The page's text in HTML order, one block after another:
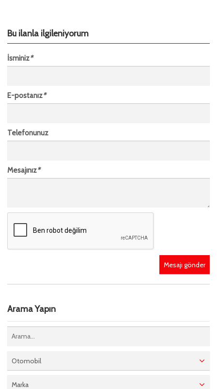
Bu ilanla ilgileniyorum
İsminiz*
E-postanız*
Telefonunuz
Mesajınız*
Mesajı gönder
Arama Yapın
Otomobil
Marka